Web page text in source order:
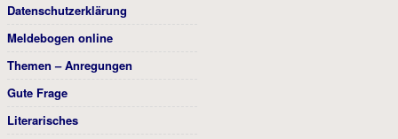
Datenschutzerklärung
Meldebogen online
Themen – Anregungen
Gute Frage
Literarisches